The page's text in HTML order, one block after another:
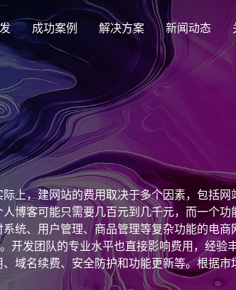
意品牌型网站建设
业品牌高端网站设计
应式网站建设
应各个终端设备网站
物商城系统开发
零售在线电子商务网站
成功案例
团上市网站
团大企上市公司
贸出口网站
贸进出口网站开发
企业品牌
创意品牌型
解决方案
决方案
制化视觉设计与互动策划方案
导体网站建设解决方
新能源行业网站
案
城网站建设解决方案 品牌形象网站建
新闻动态
新签约
signing
业新闻
information
网站设计
Website
司介绍
力于互联网品牌建设
展历程
路走来感谢您的陪伴
上，建网站的费用取决于多个因素，包括
博客可能只需要几百元到几千元，而一个
统、用户管理、商品管理等复杂功能的电商
发团队的专业水平也直接影响费用，经验
域名续费、安全防护和功能更新等。根据
制网站可能需要50000元以上。具体费用